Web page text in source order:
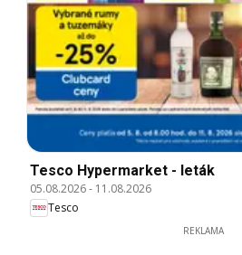
Tesco Hypermarket - leták
05.08.2026- 11.08.2026
Tesco
REKLAMA